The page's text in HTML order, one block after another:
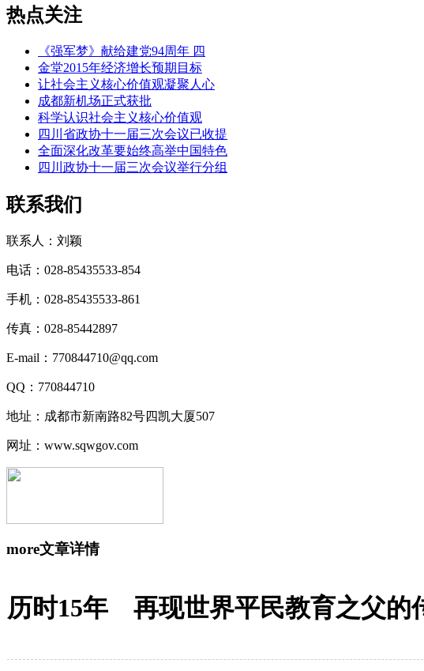
热点关注
《强军梦》献给建党94周年 四
金堂2015年经济增长预期目标
让社会主义核心价值观凝聚人心
成都新机场正式获批
科学认识社会主义核心价值观
四川省政协十一届三次会议已收提
全面深化改革要始终高举中国特色
四川政协十一届三次会议举行分组
联系我们
联系人：刘颖
电话：028-85435533-854
手机：028-85435533-861
传真：028-85442897
E-mail：770844710@qq.com
QQ：770844710
地址：成都市新南路82号四凯大厦507
网址：www.sqwgov.com
more文章详情
历时15年 再现世界平民教育之父